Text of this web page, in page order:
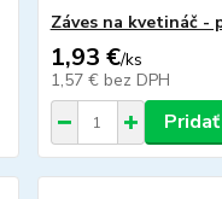
Záves na kvetináč -
1,93 €/ks
1,57 € bez DPH